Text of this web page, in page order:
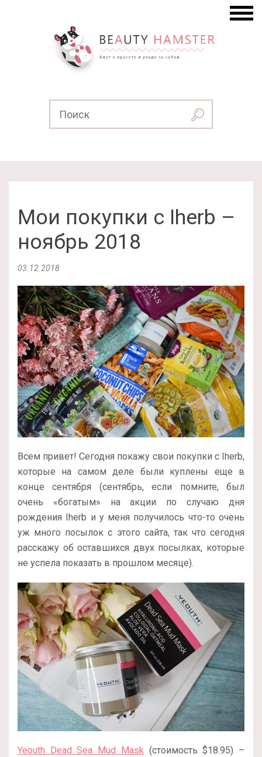
Мои покупки с Iherb –
ноябрь 2018
03.12.2018
Всем привет! Сегодня покажу свои покупки c Iherb,
которые на самом деле были куплены еще в
конце сентября (сентябрь, если помните, был
очень «богатым» на акции по случаю дня
рождения Iherb и у меня получилось что-то очень
уж много посылок с этого сайта, так что сегодня
расскажу об оставшихся двух посылках, которые
не успела показать в прошлом месяце).
Yeouth Dead Sea Mud Mask(стоимость $18.95) –